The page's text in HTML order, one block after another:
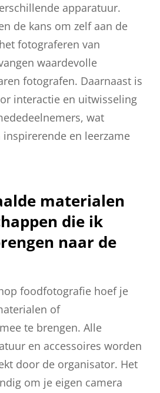
apparatuur.
de kans om zelf aan de
fotograferen van
waardevolle
fotografen. Daarnaast is
interactie en uitwisseling
wat
en leerzame
materialen
die ik
naar de
foodfotografie hoef je
of
te brengen. Alle
en accessoires worden
door de organisator. Het
om je eigen camera